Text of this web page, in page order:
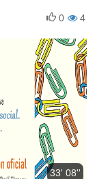
4
0
33' 08''